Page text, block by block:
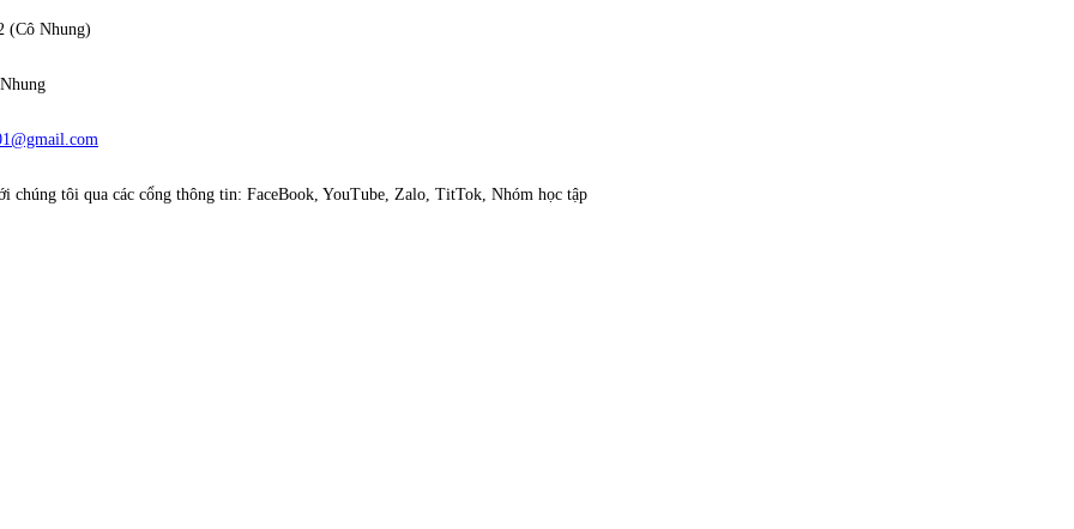
(Cô Nhung)
chúng tôi qua các cổng thông tin: FaceBook, YouTube, Zalo, TitTok, Nhóm học tập